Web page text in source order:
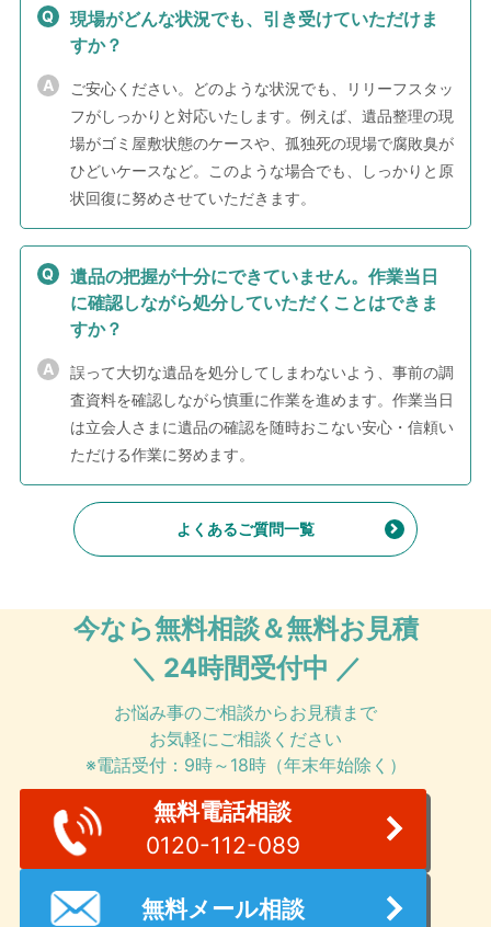
現場がどんな状況でも、引き受けていただけま
すか？
ご安心ください。どのような状況でも、リリーフスタッ
フがしっかりと対応いたします。例えば、遺品整理の現
場がゴミ屋敷状態のケースや、孤独死の現場で腐敗臭が
ひどいケースなど。このような場合でも、しっかりと原
状回復に努めさせていただきます。
遺品の把握が十分にできていません。作業当日
に確認しながら処分していただくことはできま
すか？
誤って大切な遺品を処分してしまわないよう、事前の調
査資料を確認しながら慎重に作業を進めます。作業当日
は立会人さまに遺品の確認を随時おこない安心・信頼い
ただける作業に努めます。
よくあるご質問一覧
今なら無料相談＆無料お見積
＼ 24時間受付中 ／
お悩み事のご相談からお見積まで
お気軽にご相談ください
※電話受付：9時～18時（年末年始除く）
無料電話相談
0120-112-089
無料メール相談